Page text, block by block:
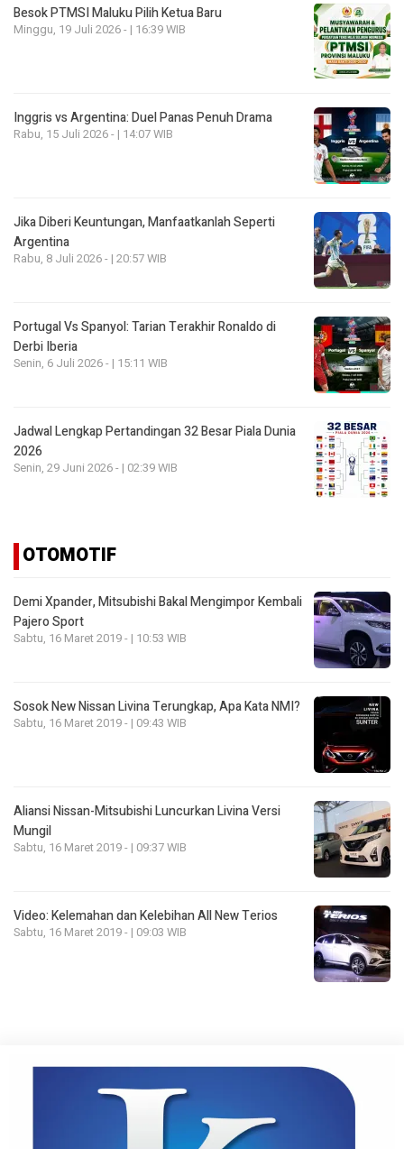
Besok PTMSI Maluku Pilih Ketua Baru
Minggu, 19 Juli 2026 - | 16:39 WIB
Inggris vs Argentina: Duel Panas Penuh Drama
Rabu, 15 Juli 2026 - | 14:07 WIB
Jika Diberi Keuntungan, Manfaatkanlah Seperti
Argentina
Rabu, 8 Juli 2026 - | 20:57 WIB
Portugal Vs Spanyol: Tarian Terakhir Ronaldo di
Derbi Iberia
Senin, 6 Juli 2026 - | 15:11 WIB
Jadwal Lengkap Pertandingan 32 Besar Piala Dunia
2026
Senin, 29 Juni 2026 - | 02:39 WIB
OTOMOTIF
Demi Xpander, Mitsubishi Bakal Mengimpor Kembali
Pajero Sport
Sabtu, 16 Maret 2019 - | 10:53 WIB
Sosok New Nissan Livina Terungkap, Apa Kata NMI?
Sabtu, 16 Maret 2019 - | 09:43 WIB
Aliansi Nissan-Mitsubishi Luncurkan Livina Versi
Mungil
Sabtu, 16 Maret 2019 - | 09:37 WIB
Video: Kelemahan dan Kelebihan All New Terios
Sabtu, 16 Maret 2019 - | 09:03 WIB